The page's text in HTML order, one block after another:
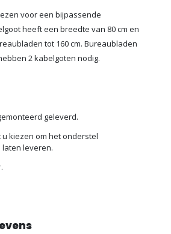
voor een bijpassende
heeft een breedte van 80 cm en
tot 160 cm. Bureaubladen
2 kabelgoten nodig.
geleverd.
kiezen om het onderstel
leveren.